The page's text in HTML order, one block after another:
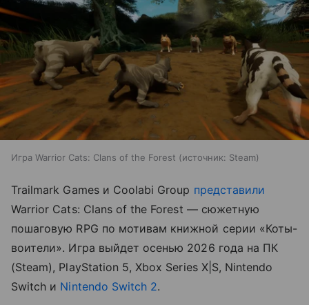
Игра Warrior Cats: Clans of the Forest источник: Steam
Trailmark Games и Coolabi Group представили
Warrior Cats: Clans of the Forest — сюжетную
пошаговую RPG по мотивам книжной серии «Коты-
воители». Игра выйдет осенью 2026 года на ПК
(Steam), PlayStation 5, Xbox Series X|S, Nintendo
Switch и Nintendo Switch 2.